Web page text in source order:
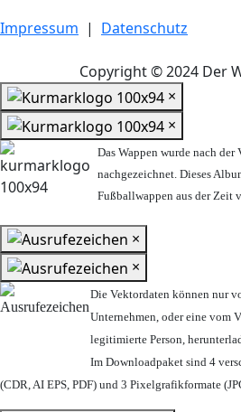
Impressum | Datenschutz
Copyright © 2024 Der
×
×
Das Wappen wurde nach
nachgezeichnet. Dieses
Fußballwappen aus der Zeit
×
×
Die Vektordaten können nur
Unternehmen, oder eine vom
legitimierte Person,
Im Downloadpaket sind 4
(CDR, AI EPS, PDF) und 3 Pixelgrafikformate